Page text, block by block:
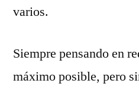
varios.
Siempre pensando en
máximo posible, pero